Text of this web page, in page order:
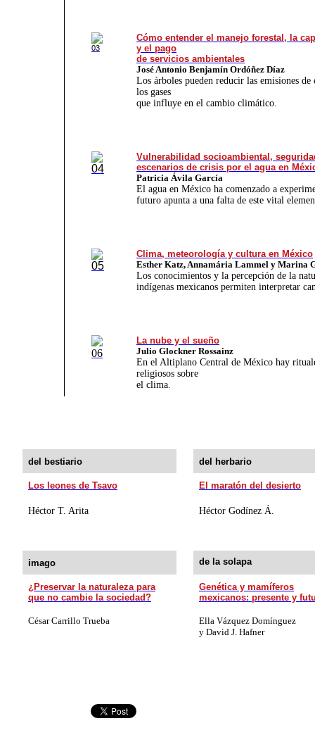
Cómo entender el manejo forestal, la
y el pago
de servicios ambientales
José Antonio Benjamín Ordóñez Díaz
Los árboles pueden reducir las emisiones de
los gases
que influye en el cambio climático.
Vulnerabilidad socioambiental,
escenarios de crisis por el agua en
Patricia Ávila García
El agua en México ha comenzado a
futuro apunta a una falta de este vital
Clima, meteorología y cultura en México
Esther Katz, Annamária Lammel y Marina
Los conocimientos y la percepción de la
indígenas mexicanos permiten interpretar
La nube y el sueño
Julio Glockner Rossainz
En el Altiplano Central de México hay
religiosos sobre
el clima.
del bestiario del herbario
Los leones de Tsavo El maratón del desierto
Héctor T. Arita Héctor Godínez Á.
imago de la solapa
¿Preservar la naturaleza para
que no cambie la sociedad?
Genética y mamíferos
mexicanos: presente y
César Carrillo Trueba
Ella Vázquez Domínguez
y David J. Hafner